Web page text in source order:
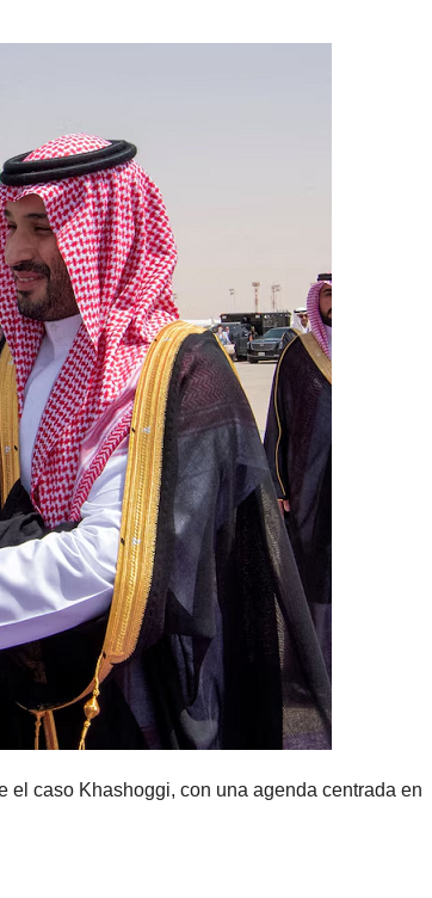
el caso Khashoggi, con una agenda centrada en